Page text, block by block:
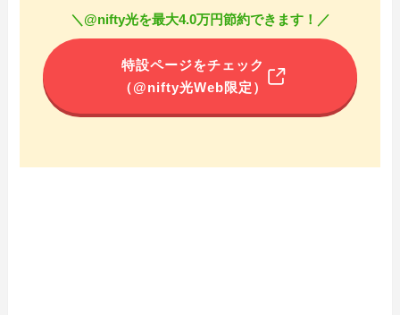
＼@nifty光を最大4.0万円節約できます！／
特設ページをチェック
（@nifty光Web限定）